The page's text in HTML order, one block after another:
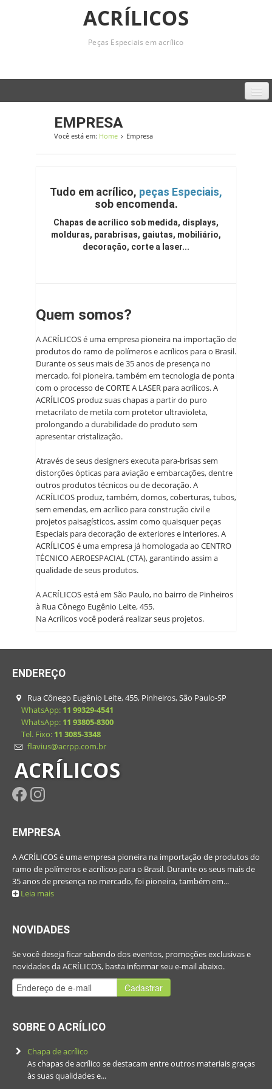
ACRÍLICOS
Peças Especiais em acrílico
Empresa
Serviços
EMPRESA
Você está em: Home Empresa
Tudo em acrílico, peças Especiais,
sob encomenda.
Chapas de acrílico sob medida, displays,
molduras, parabrisas, gaiutas, mobiliário,
decoração, corte a laser...
Quem somos?
A ACRÍLICOS é uma empresa pioneira na importação de
produtos do ramo de polímeros e acrílicos para o Brasil.
Durante os seus mais de 35 anos de presença no
mercado, foi pioneira, também em tecnologia de ponta
com o processo de CORTE A LASER para acrílicos. A
ACRÍLICOS produz suas chapas a partir do puro
metacrilato de metila com protetor ultravioleta,
prolongando a durabilidade do produto sem
apresentar cristalização.
Através de seus designers executa para-brisas sem
distorções ópticas para aviação e embarcações, dentre
outros produtos técnicos ou de decoração. A
ACRÍLICOS produz, também, domos, coberturas, tubos,
sem emendas, em acrílico para construção civil e
projetos paisagísticos, assim como quaisquer peças
Especiais para decoração de exteriores e interiores. A
ACRÍLICOS é uma empresa já homologada ao CENTRO
TÉCNICO AEROESPACIAL (CTA), garantindo assim a
qualidade de seus produtos.
A ACRÍLICOS está em São Paulo, no bairro de Pinheiros
à Rua Cônego Eugênio Leite, 455.
Na Acrílicos você poderá realizar seus projetos.
ENDEREÇO
Rua Cônego Eugênio Leite, 455, Pinheiros, São Paulo-SP
WhatsApp: 11 99329-4541
WhatsApp: 11 93805-8300
Tel. Fixo: 11 3085-3348
flavius@acrpp.com.br
ACRÍLICOS
EMPRESA
A ACRÍLICOS é uma empresa pioneira na importação de produtos do
ramo de polímeros e acrílicos para o Brasil. Durante os seus mais de
35 anos de presença no mercado, foi pioneira, também em...
Leia mais
NOVIDADES
Se você deseja ficar sabendo dos eventos, promoções exclusivas e
novidades da ACRÍLICOS, basta informar seu e-mail abaixo.
Cadastrar
SOBRE O ACRÍLICO
Chapa de acrílico
As chapas de acrílico se destacam entre outros materiais graças
às suas qualidades e...